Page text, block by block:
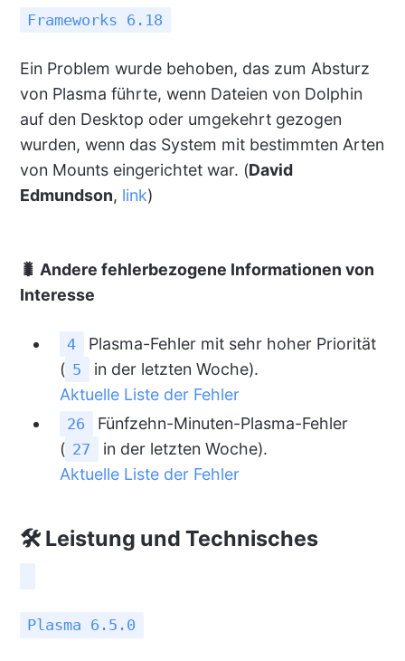
Frameworks 6.18
Ein Problem wurde behoben, das zum Absturz
von Plasma führte, wenn Dateien von Dolphin
auf den Desktop oder umgekehrt gezogen
wurden, wenn das System mit bestimmten Arten
von Mounts eingerichtet war. (David
Edmundson, link)
🐛 Andere fehlerbezogene Informationen von
Interesse
4
Plasma-Fehler mit sehr hoher Priorität
( 5
in der letzten Woche).
Aktuelle Liste der Fehler
26
Fünfzehn-Minuten-Plasma-Fehler
( 27
in der letzten Woche).
Aktuelle Liste der Fehler
🛠 Leistung und Technisches
Plasma 6.5.0